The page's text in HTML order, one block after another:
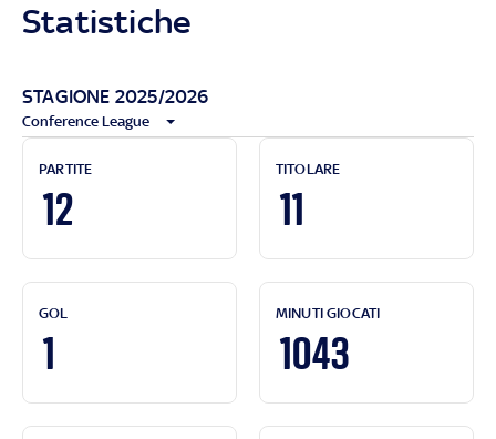
Statistiche
STAGIONE 2025/2026
Conference League
PARTITE
12
TITOLARE
11
GOL
1
MINUTI GIOCATI
1043